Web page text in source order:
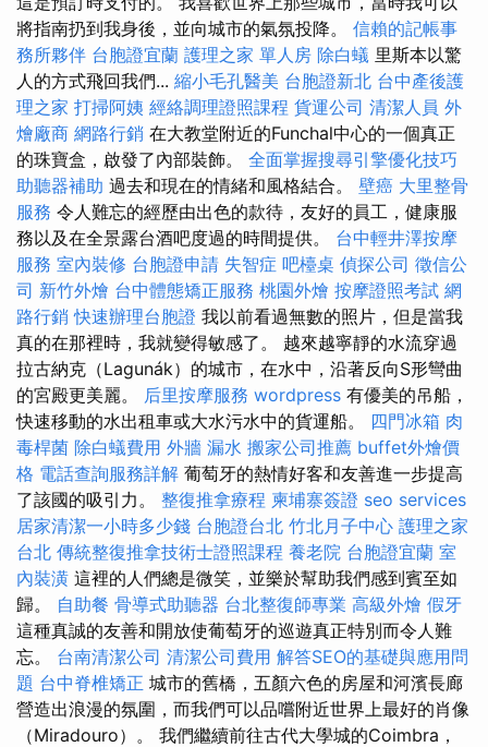
將指南扔到我身後，並向城市的氣氛投降。 信賴的記帳事
務所夥伴 台胞證宜蘭 護理之家 單人房 除白蟻 里斯本以驚
人的方式飛回我們... 縮小毛孔醫美 台胞證新北 台中產後護
理之家 打掃阿姨 經絡調理證照課程 貨運公司 清潔人員 外
燴廠商 網路行銷 在大教堂附近的Funchal中心的一個真正
的珠寶盒，啟發了內部裝飾。 全面掌握搜尋引擎優化技巧
助聽器補助 過去和現在的情緒和風格結合。 壁癌 大里整骨
服務 令人難忘的經歷由出色的款待，友好的員工，健康服
務以及在全景露台酒吧度過的時間提供。 台中輕井澤按摩
服務 室內裝修 台胞證申請 失智症 吧檯桌 偵探公司 徵信公
司 新竹外燴 台中體態矯正服務 桃園外燴 按摩證照考試 網
路行銷 快速辦理台胞證 我以前看過無數的照片，但是當我
真的在那裡時，我就變得敏感了。 越來越寧靜的水流穿過
拉古納克（Lagunák）的城市，在水中，沿著反向S形彎曲
的宮殿更美麗。 后里按摩服務 wordpress 有優美的吊船，
快速移動的水出租車或大水污水中的貨運船。 四門冰箱 肉
毒桿菌 除白蟻費用 外牆 漏水 搬家公司推薦 buffet外燴價
格 電話查詢服務詳解 葡萄牙的熱情好客和友善進一步提高
了該國的吸引力。 整復推拿療程 柬埔寨簽證 seo services
居家清潔一小時多少錢 台胞證台北 竹北月子中心 護理之家
台北 傳統整復推拿技術士證照課程 養老院 台胞證宜蘭 室
內裝潢 這裡的人們總是微笑，並樂於幫助我們感到賓至如
歸。 自助餐 骨導式助聽器 台北整復師專業 高級外燴 假牙
這種真誠的友善和開放使葡萄牙的巡遊真正特別而令人難
忘。 台南清潔公司 清潔公司費用 解答SEO的基礎與應用問
題 台中脊椎矯正 城市的舊橋，五顏六色的房屋和河濱長廊
營造出浪漫的氛圍，而我們可以品嚐附近世界上最好的肖像
（Miradouro）。 我們繼續前往古代大學城的Coimbra，